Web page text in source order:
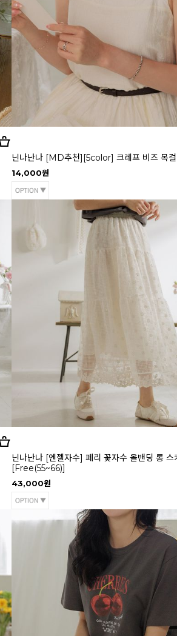
닌나난나 [MD추천][5color] 크레프 비즈 목
14,000원
닌나난나 [엔젤자수] 페리 꽃자수 올밴딩 롱 스
[Free(55~66)]
43,000원